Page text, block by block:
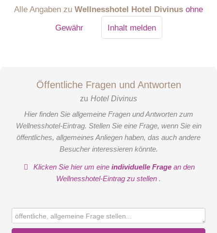
Alle Angaben zuWellnesshotel Hotel Divinus ohne
Gewähr
Inhalt melden
Öffentliche Fragen und Antworten
zu Hotel Divinus
Hier finden Sie allgemeine Fragen und Antworten zum
Wellnesshotel-Eintrag. Stellen Sie eine Frage, wenn Sie ein
öffentliches, allgemeines Anliegen haben, das auch andere
Besucher interessieren könnte.
Klicken Sie hier um eineindividuelle Frage an den
Wellnesshotel-Eintrag zu stellen .